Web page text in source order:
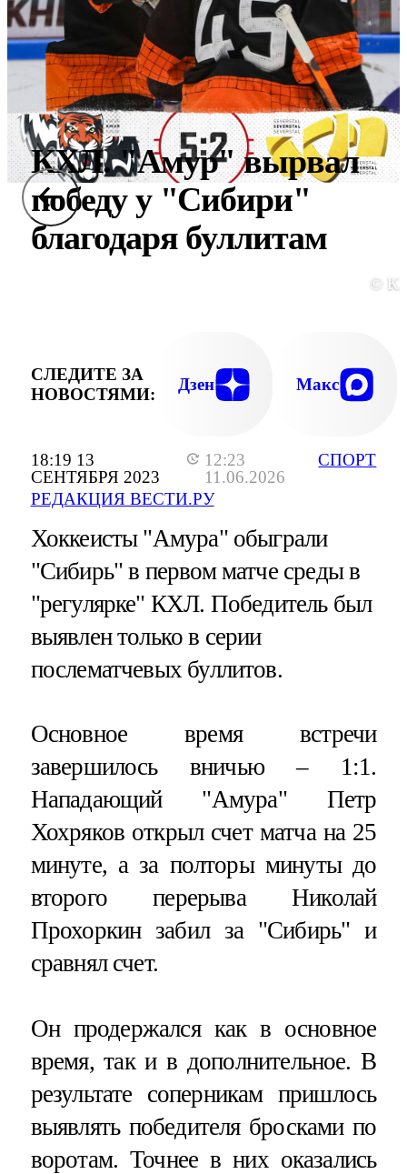
18:19 13
СЕНТЯБРЯ 2023
12:23
11.06.2026
РЕДАКЦИЯ ВЕСТИ.РУ
СПОРТ
КХЛ. "Амур" вырвал
победу у "Сибири"
благодаря буллитам
©
СЛЕДИТЕ ЗА
НОВОСТЯМИ:
Дзен Макс
Хоккеисты "Амура" обыграли
"Сибирь" в первом матче среды в
"регулярке" КХЛ. Победитель был
выявлен только в серии
послематчевых буллитов.
Основное время встречи
завершилось вничью – 1:1.
Нападающий "Амура" Петр
Хохряков открыл счет матча на 25
минуте, а за полторы минуты до
второго перерыва Николай
Прохоркин забил за "Сибирь" и
сравнял счет.
Он продержался как в основное
время, так и в дополнительное. В
результате соперникам пришлось
выявлять победителя бросками по
воротам. Точнее в них оказались